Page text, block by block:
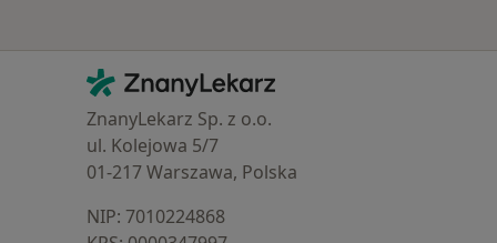
Kontakt
ZnanyLekarz - Strona główna
ZnanyLekarz Sp. z o.o.
ul. Kolejowa 5/7
01-217 Warszawa, Polska
NIP: ⁠7010224868